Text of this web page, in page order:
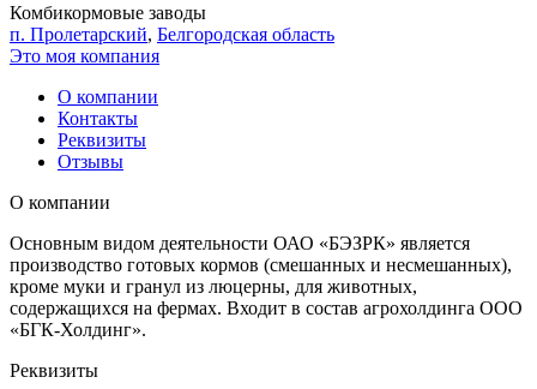
Комбикормовые заводы
п. Пролетарский, Белгородская область
Это моя компания
О компании
Контакты
Реквизиты
Отзывы
О компании
Основным видом деятельности ОАО «БЭЗРК» является
производство готовых кормов (смешанных и несмешанных),
кроме муки и гранул из люцерны, для животных,
содержащихся на фермах. Входит в состав агрохолдинга ООО
«БГК-Холдинг».
Реквизиты